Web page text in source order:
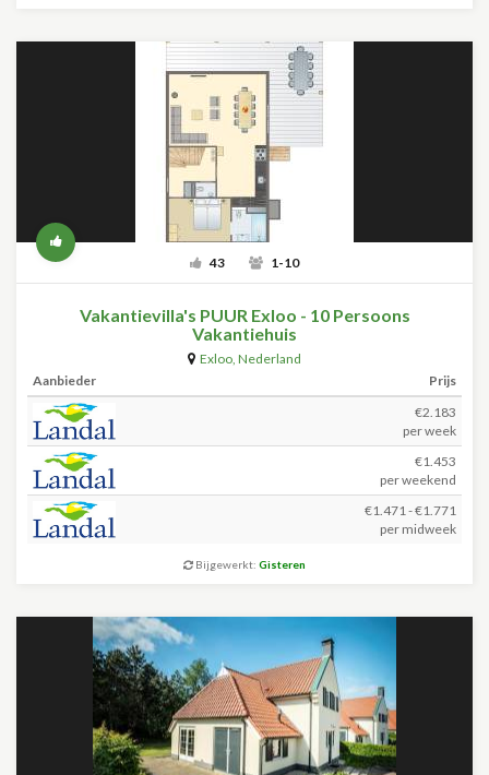
43 1-10
Vakantievilla's PUUR Exloo - 10 Persoons
Vakantiehuis
Exloo, Nederland
Aanbieder
Prijs
€2.183
per week
€1.453
per weekend
€1.471 - €1.771
per midweek
Bijgewerkt: Gisteren